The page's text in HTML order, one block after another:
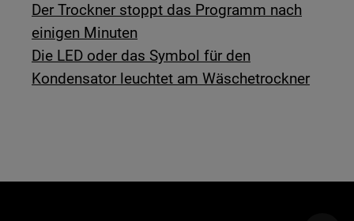
Der Trockner stoppt das Programm nach
einigen Minuten
Die LED oder das Symbol für den
Kondensator leuchtet am Wäschetrockner